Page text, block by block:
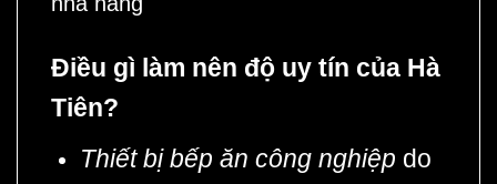
Điều gì làm nên độ uy tín của Hà
Tiên?
Thiết bị bếp ăn công nghiệp do